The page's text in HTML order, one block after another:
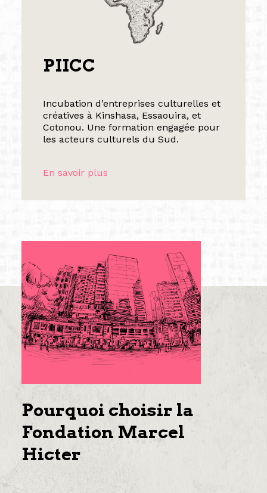
PIICC
Incubation d’entreprises culturelles et
créatives à Kinshasa, Essaouira, et
Cotonou. Une formation engagée pour
les acteurs culturels du Sud.
En savoir plus
Pourquoi choisir la
Fondation Marcel
Hicter